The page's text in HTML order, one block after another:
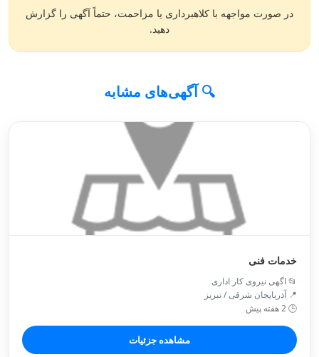
در صورت مواجهه با کلاهبرداری یا مزاحمت، حتماً آگهی را گزارش
دهید.
🔍 آگهی‌های مشابه
خدمات فنی
📂 اگهی نیروی کار اداری
📍 آذربایجان شرقی / تبريز
🕒 2 هفته پیش
مشاهده جزئیات